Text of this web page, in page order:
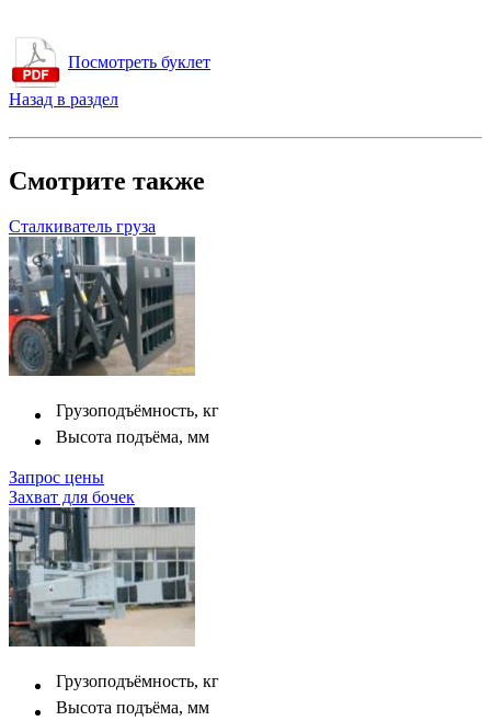
Посмотреть буклет
Назад в раздел
Смотрите также
Сталкиватель груза
Грузоподъёмность, кг
Высота подъёма, мм
Запрос цены
Захват для бочек
Грузоподъёмность, кг
Высота подъёма, мм